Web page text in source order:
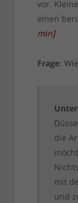
vor.
einen
min]
Frage:
die
mit
und